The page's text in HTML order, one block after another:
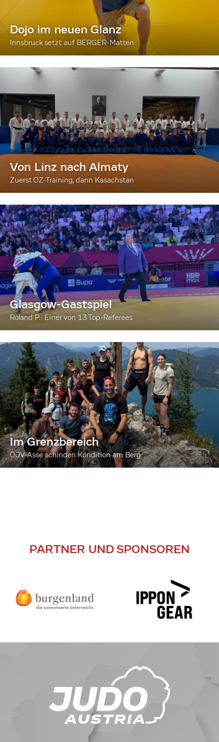
Dojo im neuen Glanz
Innsbruck setzt auf BERGER-Matten
Von Linz nach Almaty
Zuerst OZ-Training, dann Kasachstan
Glasgow-Gastspiel
Roland P.: Einer von 13 Top-Referees
Im Grenzbereich
ÖJV-Asse schinden Kondition am Berg
PARTNER UND SPONSOREN